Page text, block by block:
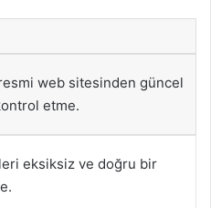
web sitesinden güncel
etme.
eksiksiz ve doğru bir